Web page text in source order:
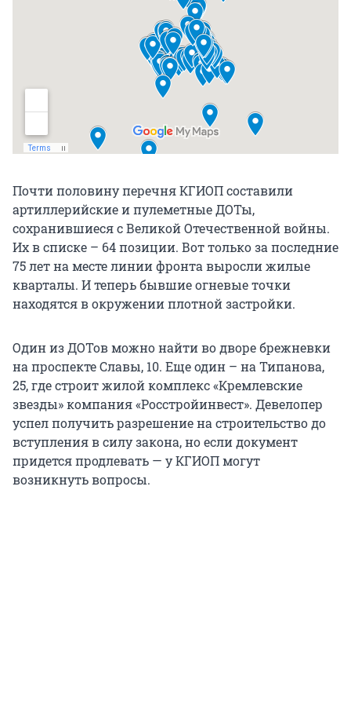
Почти половину перечня КГИОП составили
артиллерийские и пулеметные ДОТы,
сохранившиеся с Великой Отечественной войны.
Их в списке – 64 позиции. Вот только за последние
75 лет на месте линии фронта выросли жилые
кварталы. И теперь бывшие огневые точки
находятся в окружении плотной застройки.
Один из ДОТов можно найти во дворе брежневки
на проспекте Славы, 10. Еще один – на Типанова,
25, где строит жилой комплекс «Кремлевские
звезды» компания «Росстройинвест». Девелопер
успел получить разрешение на строительство до
вступления в силу закона, но если документ
придется продлевать — у КГИОП могут
возникнуть вопросы.